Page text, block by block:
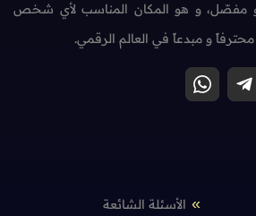
مفصّل، و هو المكان المناسب لأي شخص
و مبدعاً في العالم الرقمي.
الأسئلة الشائعة